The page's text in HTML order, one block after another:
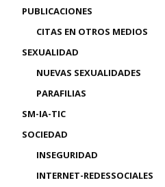
PUBLICACIONES
CITAS EN OTROS MEDIOS
SEXUALIDAD
NUEVAS SEXUALIDADES
PARAFILIAS
SM-IA-TIC
SOCIEDAD
INSEGURIDAD
INTERNET-REDESSOCIALES